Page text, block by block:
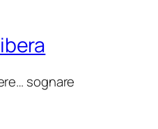
sognare